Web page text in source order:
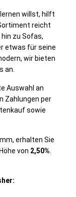
willst, hilft
reicht
zu Sofas,
etwas für seine
wir bieten
an.
Auswahl an
Zahlungen per
sowie
erhalten Sie
von 2,50%